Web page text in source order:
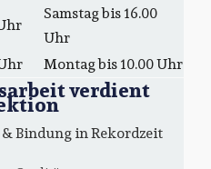
Samstag bis 16.00
Uhr
Montag bis 10.00 Uhr
verdient
Bindung in Rekordzeit